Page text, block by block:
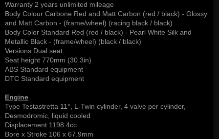
Warranty 2 years unlimited mileage
Body Colour Carbone Red and Matt Carbon (red / black) - Glossy
and Matt Carbon - (frame/wheel) (racing black / black)
Body Color Standard Red (red / black) - Pearl White Silk and
Metallic Black - (frame/wheel) (black / black)
Versions Dual seat
Seat height 770mm (30.3in)
ABS Standard equipment
DTC Standard equipment
Engine
Type Testastretta 11°, L-Twin cylinder, 4 valve per cylinder,
Desmodromic, liquid cooled
Displacement 1198.4cc
Bore x Stroke 106 x 67.9mm